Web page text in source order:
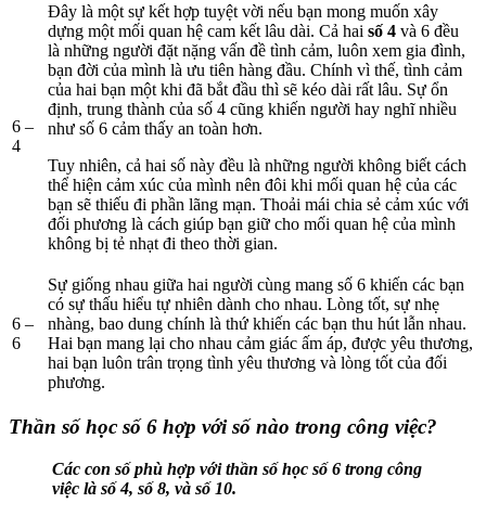
6 –
4
Đây là một sự kết hợp tuyệt vời nếu bạn mong muốn xây
dựng một mối quan hệ cam kết lâu dài. Cả hai số 4 và 6 đều
là những người đặt nặng vấn đề tình cảm, luôn xem gia đình,
bạn đời của mình là ưu tiên hàng đầu. Chính vì thế, tình cảm
của hai bạn một khi đã bắt đầu thì sẽ kéo dài rất lâu. Sự ổn
định, trung thành của số 4 cũng khiến người hay nghĩ nhiều
như số 6 cảm thấy an toàn hơn.
Tuy nhiên, cả hai số này đều là những người không biết cách
thể hiện cảm xúc của mình nên đôi khi mối quan hệ của các
bạn sẽ thiếu đi phần lãng mạn. Thoải mái chia sẻ cảm xúc với
đối phương là cách giúp bạn giữ cho mối quan hệ của mình
không bị tẻ nhạt đi theo thời gian.
6 –
6
Sự giống nhau giữa hai người cùng mang số 6 khiến các bạn
có sự thấu hiểu tự nhiên dành cho nhau. Lòng tốt, sự nhẹ
nhàng, bao dung chính là thứ khiến các bạn thu hút lẫn nhau.
Hai bạn mang lại cho nhau cảm giác ấm áp, được yêu thương,
hai bạn luôn trân trọng tình yêu thương và lòng tốt của đối
phương.
Thần số học số 6 hợp với số nào trong công việc?
Các con số phù hợp với thần số học số 6 trong công
việc là số 4, số 8, và số 10.